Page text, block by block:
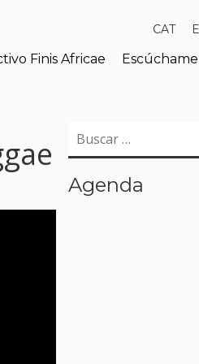
CAT
Finis Africae Escúchame
Buscar:
Agenda